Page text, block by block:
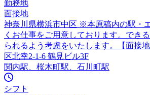
勤務地
面接地
神奈川県横浜市中区 ※本原稿内の駅・
くお仕事をご用意しております。でき
られるよう考慮をいたします。【面接
区北幸2-1-6 鶴見ビル3F
関内駅、桜木町駅、石川町駅
シフト